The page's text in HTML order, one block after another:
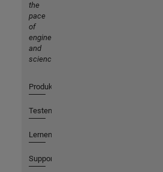
the
pace
of
engineering
and
science
Produkte
Testen oder Kaufen
Lernen
Support